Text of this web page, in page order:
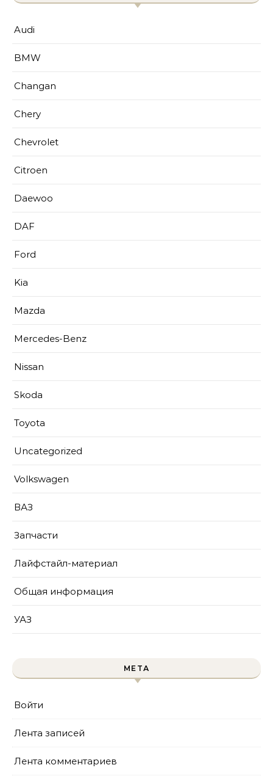
Audi
BMW
Changan
Chery
Chevrolet
Citroen
Daewoo
DAF
Ford
Kia
Mazda
Mercedes-Benz
Nissan
Skoda
Toyota
Uncategorized
Volkswagen
ВАЗ
Запчасти
Лайфстайл-материал
Общая информация
УАЗ
МЕТА
Войти
Лента записей
Лента комментариев